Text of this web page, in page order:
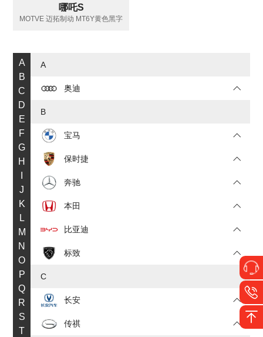
哪吒S
MOTVE 迈拓制动 MT6Y黄色黑字
A
B
C
D
E
F
G
H
J
K
L
M
N
O
P
Q
R
S
T
A
奥迪
B
宝马
保时捷
奔驰
本田
比亚迪
标致
C
长安
传祺